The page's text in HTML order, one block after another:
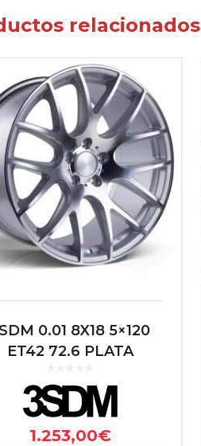
relacionados
0.01 8X18 5×120
ET42 72.6 PLATA
1.253,00€